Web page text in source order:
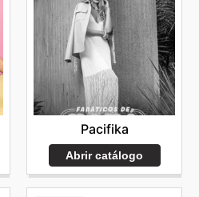
Pacifika
Abrir catálogo